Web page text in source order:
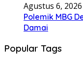
Agustus 6, 2026
Polemik MBG
Damai
Popular Tags